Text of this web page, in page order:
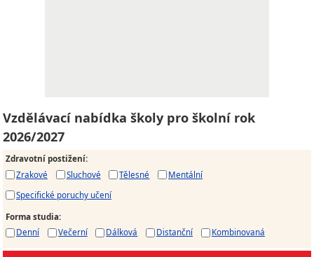
Vzdělávací nabídka školy pro školní rok
2026/2027
Zdravotní postižení:
Zrakové
Sluchové Tělesné
Mentální
Specifické poruchy učení
Forma studia:
Denní
Večerní Dálková Distanční Kombinovaná